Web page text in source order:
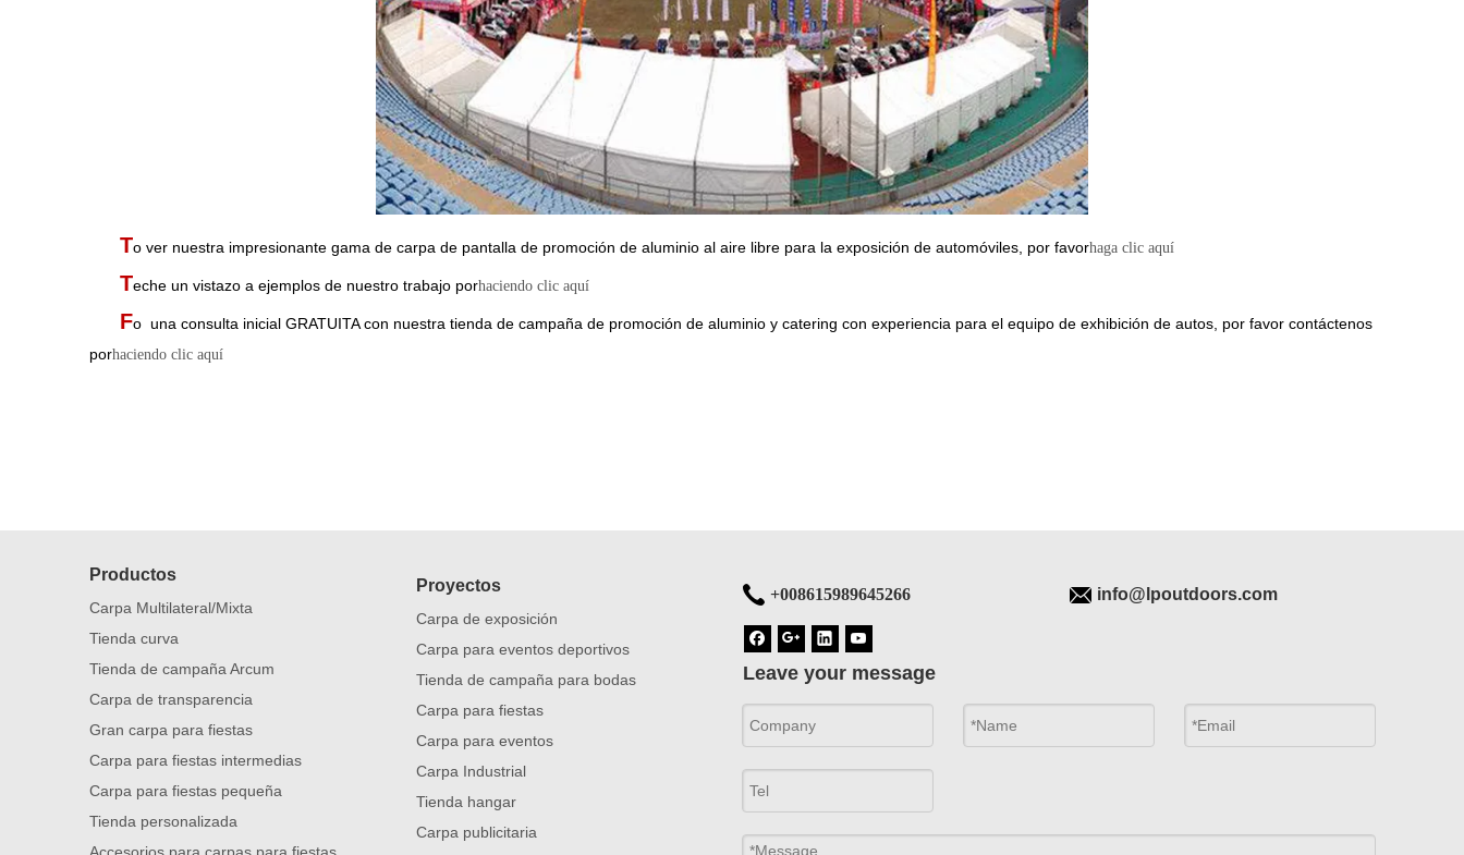
To ver nuestra impresionante gama de carpa de pantalla de promoción de aluminio al aire libre para la exposición de automóviles, por favorhaga clic aquí
Teche un vistazo a ejemplos de nuestro trabajo porhaciendo clic aquí
Fo una consulta inicial GRATUITA con nuestra tienda de campaña de promoción de aluminio y catering con experiencia para el equipo de exhibición de autos, por favor contáctenos
porhaciendo clic aquí
Productos
Carpa Multilateral/Mixta
Tienda curva
Tienda de campaña Arcum
Carpa de transparencia
Gran carpa para fiestas
Carpa para fiestas intermedias
Carpa para fiestas pequeña
Tienda personalizada
Accesorios para carpas para fiestas
Proyectos
Carpa de exposición
Carpa para eventos deportivos
Tienda de campaña para bodas
Carpa para fiestas
Carpa para eventos
Carpa Industrial
Tienda hangar
Carpa publicitaria
+008615989645266 info@lpoutdoors.com
Leave your message